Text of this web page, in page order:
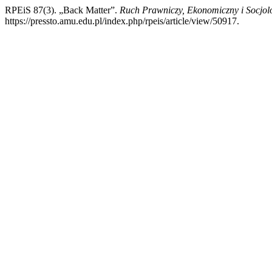
RPEiS 87(3). „Back Matter”. Ruch Prawniczy, Ekonomiczny i
https://pressto.amu.edu.pl/index.php/rpeis/article/view/50917.